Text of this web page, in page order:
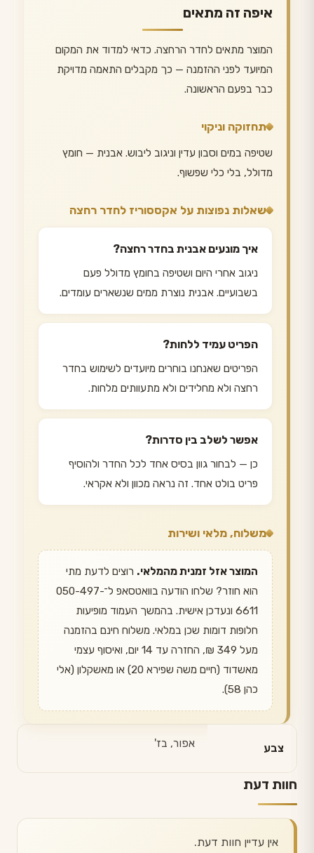
איפה זה מתאים
המוצר מתאים לחדר הרחצה. כדאי למדוד את המקום
המיועד לפני ההזמנה — כך מקבלים התאמה מדויקת
כבר בפעם הראשונה.
תחזוקה וניקוי
שטיפה במים וסבון עדין וניגוב ליבוש. אבנית — חומץ
מדולל, בלי כלי שפשוף.
שאלות נפוצות על אקססוריז לחדר רחצה
איך מונעים אבנית בחדר רחצה?
ניגוב אחרי היום ושטיפה בחומץ מדולל פעם
בשבועיים. אבנית נוצרת ממים שנשארים עומדים.
הפריט עמיד ללחות?
הפריטים שאנחנו בוחרים מיועדים לשימוש בחדר
רחצה ולא מחלידים ולא מתעוותים מלחות.
אפשר לשלב בין סדרות?
כן — לבחור גוון בסיס אחד לכל החדר ולהוסיף
פריט בולט אחד. זה נראה מכוון ולא אקראי.
משלוח, מלאי ושירות
המוצר אזל זמנית מהמלאי. רוצים לדעת מתי
הוא חוזר? שלחו הודעה בוואטסאפ ל־050-497-
6611 ונעדכן אישית. בהמשך העמוד מופיעות
חלופות דומות שכן במלאי. משלוח חינם בהזמנה
מעל 349 ₪, החזרה עד 14 יום, ואיסוף עצמי
מאשדוד (חיים משה שפירא 20) או מאשקלון (אלי
כהן 58).
צבע אפור, בז'
חוות דעת
אין עדיין חוות דעת.